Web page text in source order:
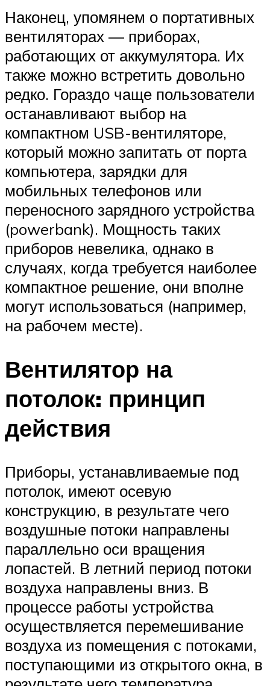
Наконец, упомянем о портативных
вентиляторах — приборах,
работающих от аккумулятора. Их
также можно встретить довольно
редко. Гораздо чаще пользователи
останавливают выбор на
компактном USB-вентиляторе,
который можно запитать от порта
компьютера, зарядки для
мобильных телефонов или
переносного зарядного устройства
(powerbank). Мощность таких
приборов невелика, однако в
случаях, когда требуется наиболее
компактное решение, они вполне
могут использоваться (например,
на рабочем месте).
Вентилятор на
потолок: принцип
действия
Приборы, устанавливаемые под
потолок, имеют осевую
конструкцию, в результате чего
воздушные потоки направлены
параллельно оси вращения
лопастей. В летний период потоки
воздуха направлены вниз. В
процессе работы устройства
осуществляется перемешивание
воздуха из помещения с потоками,
поступающими из открытого окна, в